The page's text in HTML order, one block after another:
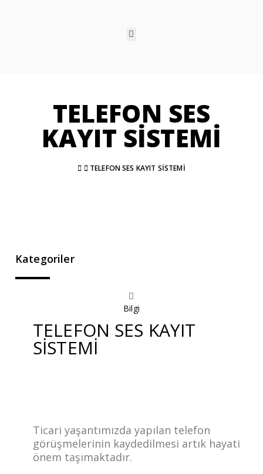
TELEFON SES
KAYIT SİSTEMİ
TELEFON SES KAYIT SİSTEMİ
Kategoriler
Bilgi
TELEFON SES KAYIT
SİSTEMİ
Ticari yaşantımızda yapılan telefon
görüşmelerinin kaydedilmesi artık hayati
önem taşımaktadır.